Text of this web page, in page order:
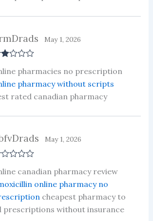
May 1, 2026
pharmacies no prescription
pharmacy without scripts
rated canadian pharmacy
May 1, 2026
canadian pharmacy review
online pharmacy no
cheapest pharmacy to
prescriptions without insurance